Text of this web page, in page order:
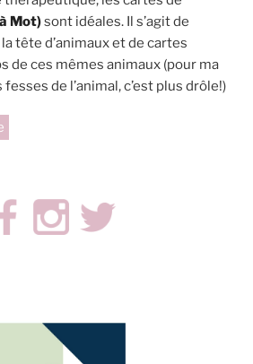
Mot)sont idéales. Il s’agit de
tête d’animaux et de cartes
de ces mêmes animaux (pour ma
de l’animal, c’est plus drôle!)
Cartasyntax) »